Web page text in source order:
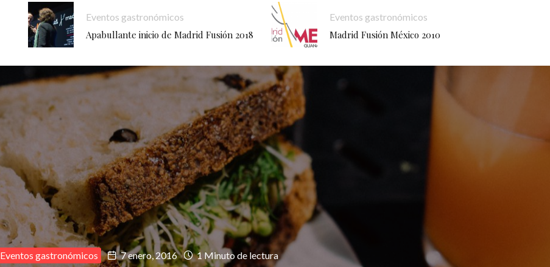
Eventos gastronómicos
Apabullante inicio de Madrid Fusión 2018
Eventos gastronómicos
Madrid Fusión México 2010
Eventos gastronómicos 7 enero, 2016 1 Minuto de lectura